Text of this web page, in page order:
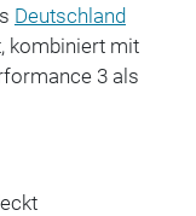
Deutschland
kombiniert mit
3 als